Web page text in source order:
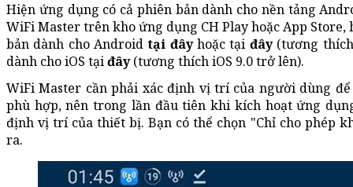
Hiện ứng dụng có cả phiên bản dành cho nền tảng
WiFi Master trên kho ứng dụng CH Play hoặc App
bản dành cho Androidtại đâyhoặc tại đây(tương thích
dành cho iOS tạiđây(tương thích iOS 9.0 trở lên).
WiFi Master cần phải xác định vị trí của người dùng
phù hợp, nên trong lần đầu tiên khi kích hoạt ứng
định vị trí của thiết bị. Bạn có thể chọn "Chỉ cho phép
ra.